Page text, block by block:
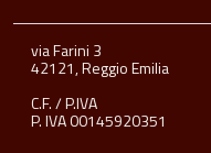
via Farini 3
42121, Reggio Emilia
C.F. / P.IVA
P. IVA 00145920351